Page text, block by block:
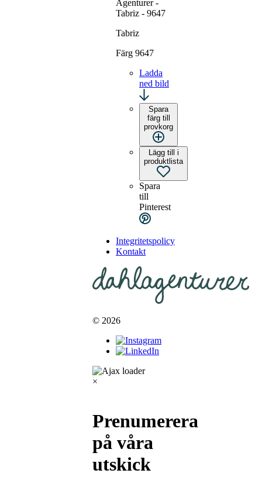
Tabriz
Färg 9647
Ladda
ned bild
Spara
färg till
provkorg
Lägg till i
produktlista
Spara
till
Pinterest
Integritetspolicy
Kontakt
© 2026
×
Prenumerera
på våra
utskick